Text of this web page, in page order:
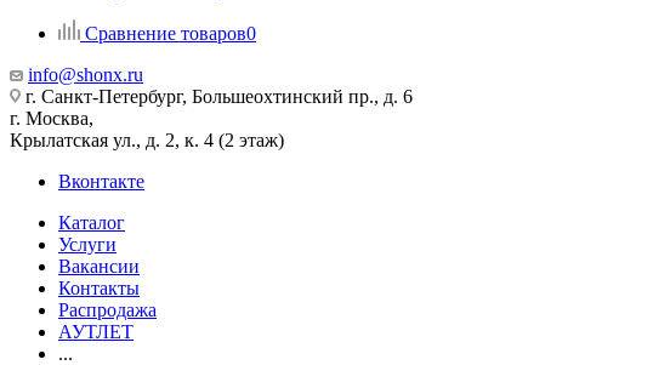
Сравнение товаров0
info@shonx.ru
г. Санкт-Петербург, Большеохтинский пр., д. 6
г. Москва,
Крылатская ул., д. 2, к. 4 (2 этаж)
Вконтакте
Каталог
Услуги
Вакансии
Контакты
Распродажа
АУТЛЕТ
...